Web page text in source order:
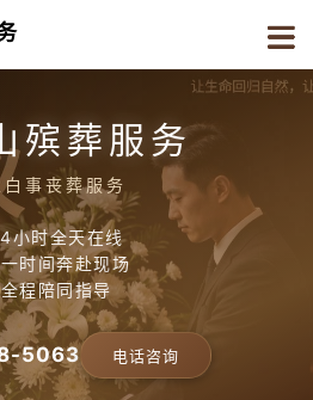
殡葬服务
白事丧葬服务
小时全天在线
时间奔赴现场
全程陪同指导
5063 电话咨询